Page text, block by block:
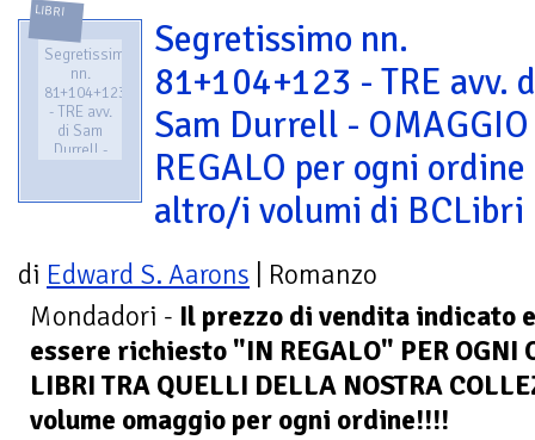
LIBRI
Segretissimo
nn.
81+104+123
- TRE avv.
di Sam
Durrell -
per ogni
volumi di
BCLibri
Segretissimo nn.
81+104+123 - TRE avv.
Sam Durrell -
REGALO per ogni
altro/i volumi di BCLibri
di Edward S. Aarons | Romanzo
Mondadori - Il prezzo di vendita indicato
essere richiesto "IN REGALO" PER OGNI
LIBRI TRA QUELLI DELLA NOSTRA
volume omaggio per ogni ordine!!!!